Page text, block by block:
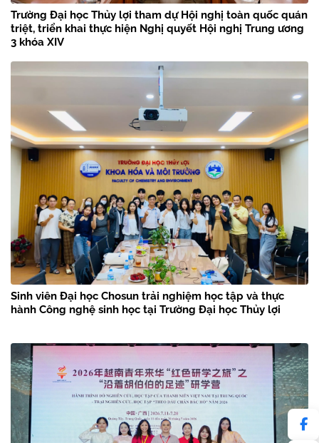
Trường Đại học Thủy lợi tham dự Hội nghị toàn quốc quán
triệt, triển khai thực hiện Nghị quyết Hội nghị Trung ương
3 khóa XIV
Sinh viên Đại học Chosun trải nghiệm học tập và thực
hành Công nghệ sinh học tại Trường Đại học Thủy lợi